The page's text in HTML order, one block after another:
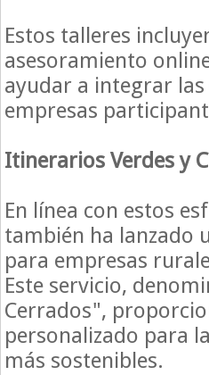
Estos talleres
asesoramiento
ayudar a integrar
empresas
Itinerarios Verdes y
En línea con estos
también ha lanzado
para empresas
Este servicio,
Cerrados",
personalizado para
más sostenibles.